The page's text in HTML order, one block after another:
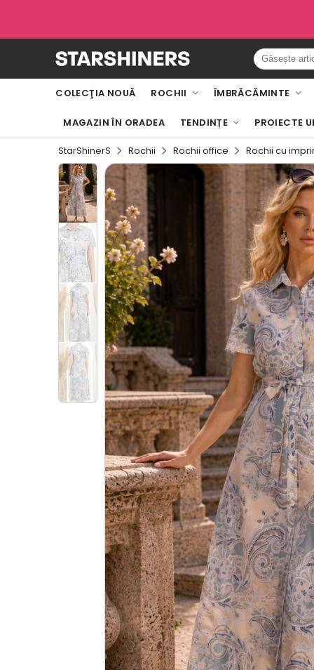
COLECŢIA NOUĂ ROCHII ÎMBRĂCĂMINTE
MAGAZIN ÎN ORADEA TENDINȚE PROIECTE
StarShinerS Rochii Rochii office Rochii cu